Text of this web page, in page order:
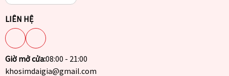
LIÊN HỆ
Giờ mở cửa:08:00 - 21:00
khosimdaigia@gmail.com